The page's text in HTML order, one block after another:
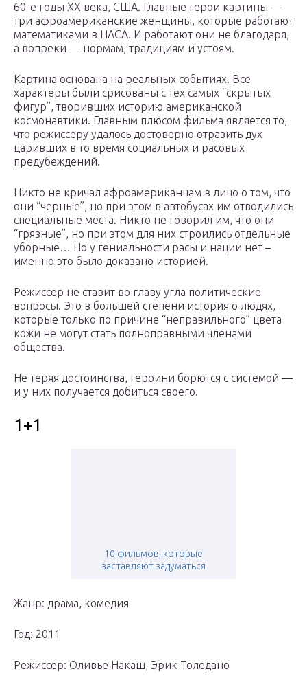
60-е годы ХХ века, США. Главные герои картины —
три афроамериканские женщины, которые работают
математиками в НАСА. И работают они не благодаря,
а вопреки — нормам, традициям и устоям.
Картина основана на реальных событиях. Все
характеры были срисованы с тех самых “скрытых
фигур”, творивших историю американской
космонавтики. Главным плюсом фильма является то,
что режиссеру удалось достоверно отразить дух
царивших в то время социальных и расовых
предубеждений.
Никто не кричал афроамериканцам в лицо о том, что
они “черные”, но при этом в автобусах им отводились
специальные места. Никто не говорил им, что они
“грязные”, но при этом для них строились отдельные
уборные… Но у гениальности расы и нации нет –
именно это было доказано историей.
Режиссер не ставит во главу угла политические
вопросы. Это в большей степени история о людях,
которые только по причине “неправильного” цвета
кожи не могут стать полноправными членами
общества.
Не теряя достоинства, героини борются с системой —
и у них получается добиться своего.
1+1
10 фильмов, которые
заставляют задуматься
Жанр: драма, комедия
Год: 2011
Режиссер: Оливье Накаш, Эрик Толедано